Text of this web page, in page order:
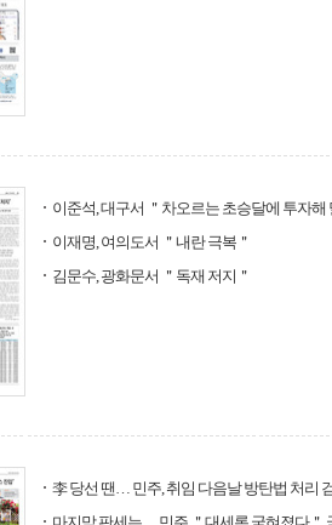
이준석, 대구서 ＂차오르는 초승달에 투자해
이재명, 여의도서 ＂내란 극복＂
김문수, 광화문서 ＂독재 저지＂
李 당선 땐… 민주, 취임 다음날 방탄법 처리